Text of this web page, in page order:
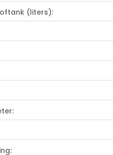
(liters):